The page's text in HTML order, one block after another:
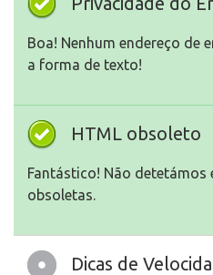
Boa! Nenhum endereço de
a forma de texto!
HTML obsoleto
Fantástico! Não detetámos
obsoletas.
Dicas de